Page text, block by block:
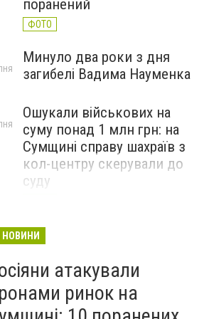
поранений
ФОТО
Минуло два роки з дня
загибелі Вадима Науменка
Ошукали військових на
суму понад 1 млн грн: на
Сумщині справу шахраїв з
кол-центру скерували до
суду
НОВИНИ
атакували
ринок на